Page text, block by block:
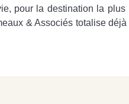
pour la destination la
& Associés totalise